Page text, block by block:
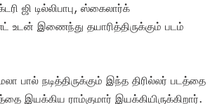
ஜி டில்லிபாபு, ஸ்கைலார்க்
இணைந்து தயாரித்திருக்கும் படம்
பால் நடித்திருக்கும் இந்த திரில்லர் படத்தை
இயக்கிய ராம்குமார் இயக்கியிருக்கிறார்.